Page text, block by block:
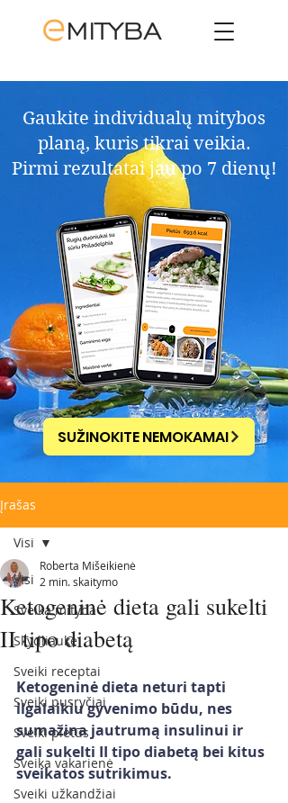
Gaukite individualų mitybos
planą, kuris tikrai veikia.​
Pirmi rezultatai jau po 7 dienų!
SUŽINOKITE NEMOKAMAI
Įrašas
Visi
Sveika mityba
Skydliaukė
Sveiki receptai
Sveiki pusryčiai
Sveiki pietūs
Sveika vakarienė
Sveiki užkandžiai
Visi
Ketogeninė dieta gali sukelti
II tipo diabetą
Roberta Mišeikienė
2 min. skaitymo
Ketogeninė dieta neturi tapti
ilgalaikiu gyvenimo būdu, nes
sumažina jautrumą insulinui ir
gali sukelti II tipo diabetą bei kitus
sveikatos sutrikimus.